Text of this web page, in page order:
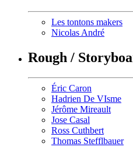
Les tontons makers
Nicolas André
Rough /
Éric Caron
Hadrien De VIsme
Jérôme Mireault
Jose Casal
Ross Cuthbert
Thomas Stefflbauer